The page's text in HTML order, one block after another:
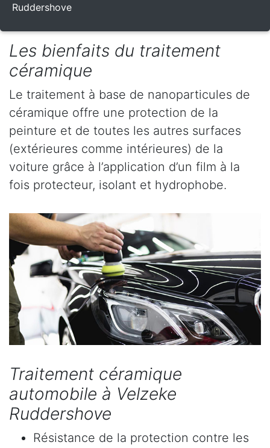
Ruddershove
Les bienfaits du traitement
céramique
Le traitement à base de nanoparticules de
céramique offre une protection de la
peinture et de toutes les autres surfaces
(extérieures comme intérieures) de la
voiture grâce à l’application d’un film à la
fois protecteur, isolant et hydrophobe.
Traitement céramique
automobile à Velzeke
Ruddershove
Résistance de la protection contre les